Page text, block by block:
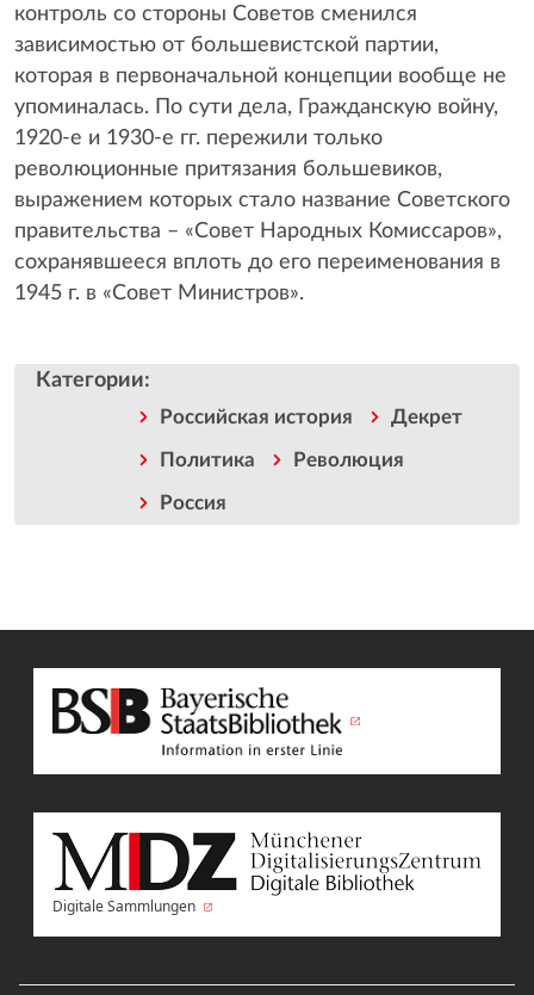
контроль со стороны Советов сменился
зависимостью от большевистской партии,
которая в первоначальной концепции вообще не
упоминалась. По сути дела, Гражданскую войну,
1920-е и 1930-е гг. пережили только
революционные притязания большевиков,
выражением которых стало название Советского
правительства – «Совет Народных Комиссаров»,
сохранявшееся вплоть до его переименования в
1945 г. в «Совет Министров».
Категории:
Российская история Декрет
Политика Революция
Россия
Digitale Sammlungen